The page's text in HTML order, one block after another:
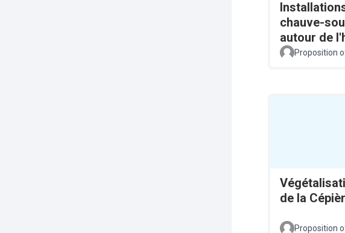
chauve-
autour de
Proposition
de la
Proposition